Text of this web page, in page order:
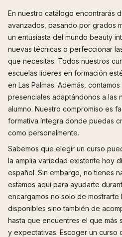
En nuestro catálogo encontrarás
avanzados, pasando por grados
un entusiasta del mundo beauty
nuevas técnicas o perfeccionar
que necesitas. Todos nuestros
escuelas líderes en formación
en Las Palmas. Además,
presenciales adaptándonos a las
alumno. Nuestro compromiso es
formativa íntegra donde puedas
como personalmente.
Sabemos que elegir un curso
la amplia variedad existente hoy
español. Sin embargo, no tienes
estamos aquí para ayudarte
encargamos no solo de mostrarte
disponibles sino también de
hasta que encuentres el que más
y expectativas. Escoger un curso